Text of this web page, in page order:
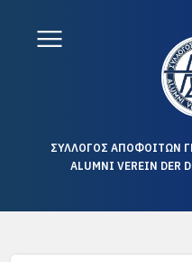
ΣΥΛΛΟΓΟΣ ΑΠΟΦΟΙΤΩΝ
ALUMNI VEREIN DER